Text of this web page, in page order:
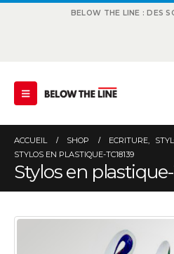
BELOW THE LINE : DES
ACCUEIL SHOP ECRITURE,
STYLOS EN PLASTIQUE-TC18139
Stylos en plastique-